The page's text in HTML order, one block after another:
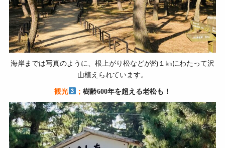
海岸までは写真のように、根上がり松などが約１㎞にわたって沢
山植えられています。
観光 ；樹齢600年を超える老松も！